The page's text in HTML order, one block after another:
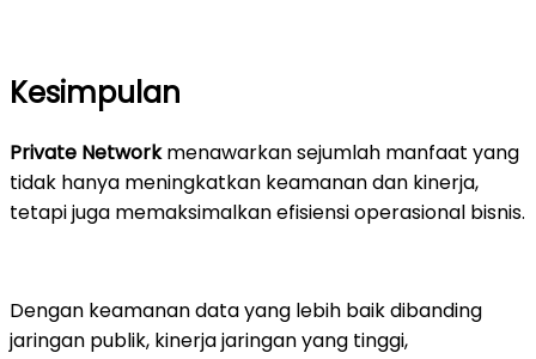
Kesimpulan
Private Networkmenawarkan sejumlah manfaat yang
tidak hanya meningkatkan keamanan dan kinerja,
tetapi juga memaksimalkan efisiensi operasional bisnis.
Dengan keamanan data yang lebih baik dibanding
jaringan publik, kinerja jaringan yang tinggi,